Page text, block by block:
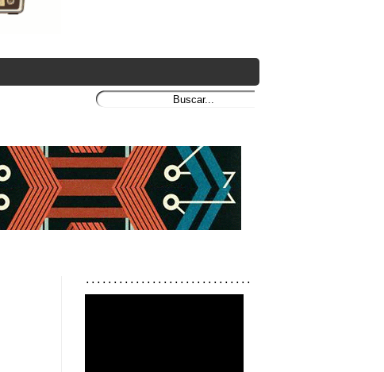
..............................